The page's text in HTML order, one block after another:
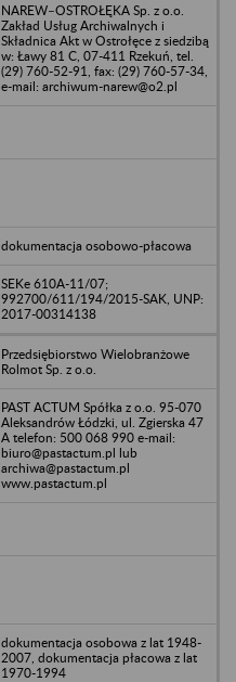
NAREW–OSTROŁĘKA Sp. z o.o.
Zakład Usług Archiwalnych i
Składnica Akt w Ostrołęce z siedzibą
w: Ławy 81 C, 07-411 Rzekuń, tel.
(29) 760-52-91, fax: (29) 760-57-34,
e-mail: archiwum-narew@o2.pl
dokumentacja osobowo-płacowa
SEKe 610A-11/07;
992700/611/194/2015-SAK, UNP:
2017-00314138
Przedsiębiorstwo Wielobranżowe
Rolmot Sp. z o.o.
PAST ACTUM Spółka z o.o. 95-070
Aleksandrów Łódzki, ul. Zgierska 47
A telefon: 500 068 990 e-mail:
biuro@pastactum.pl lub
archiwa@pastactum.pl
www.pastactum.pl
dokumentacja osobowa z lat 1948-
2007, dokumentacja płacowa z lat
1970-1994